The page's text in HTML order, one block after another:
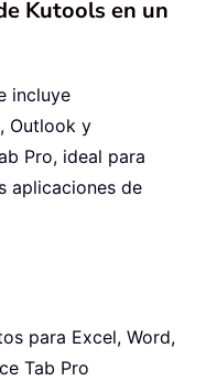
Kutools en un
incluye
Outlook y
Pro, ideal para
aplicaciones de
para Excel, Word,
Tab Pro